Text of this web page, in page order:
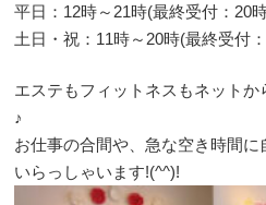
平日：12時～21時(最終受付：20
土日・祝：11時～20時(最終受付
エステもフィットネスもネット
♪
お仕事の合間や、急な空き時間に
いらっしゃいます!(^^)!